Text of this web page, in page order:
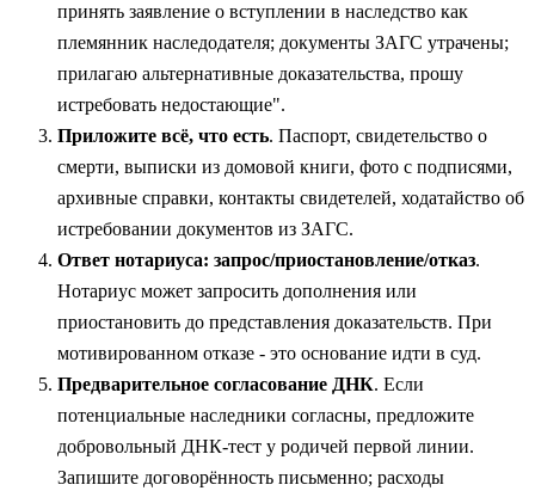
принять заявление о вступлении в наследство как
племянник наследодателя; документы ЗАГС утрачены;
прилагаю альтернативные доказательства, прошу
истребовать недостающие".
Приложите всё, что есть. Паспорт, свидетельство о
смерти, выписки из домовой книги, фото с подписями,
архивные справки, контакты свидетелей, ходатайство об
истребовании документов из ЗАГС.
Ответ нотариуса: запрос/приостановление/отказ.
Нотариус может запросить дополнения или
приостановить до представления доказательств. При
мотивированном отказе - это основание идти в суд.
Предварительное согласование ДНК. Если
потенциальные наследники согласны, предложите
добровольный ДНК‑тест у родичей первой линии.
Запишите договорённость письменно; расходы